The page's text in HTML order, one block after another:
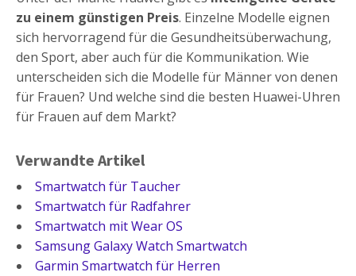
zu einem günstigen Preis. Einzelne Modelle eignen
sich hervorragend für die Gesundheitsüberwachung,
den Sport, aber auch für die Kommunikation. Wie
unterscheiden sich die Modelle für Männer von denen
für Frauen? Und welche sind die besten Huawei-Uhren
für Frauen auf dem Markt?
Verwandte Artikel
Smartwatch für Taucher
Smartwatch für Radfahrer
Smartwatch mit Wear OS
Samsung Galaxy Watch Smartwatch
Garmin Smartwatch für Herren